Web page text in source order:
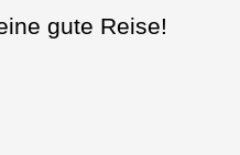
gute Reise!